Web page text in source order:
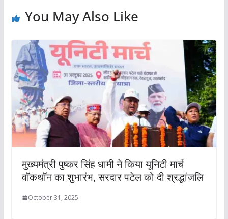
You May Also Like
मुख्यमंत्री पुष्कर सिंह धामी ने किया यूनिटी मार्च
वॉकथॉन का शुभारंभ, सरदार पटेल को दी श्रद्धांजलि
October 31, 2025